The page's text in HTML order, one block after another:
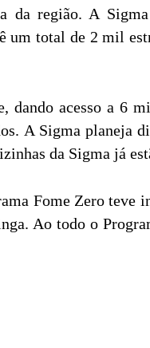
da região. A
um total de 2 mil
acesso a 6
A Sigma planeja
da Sigma já
Fome Zero teve
Ao todo o